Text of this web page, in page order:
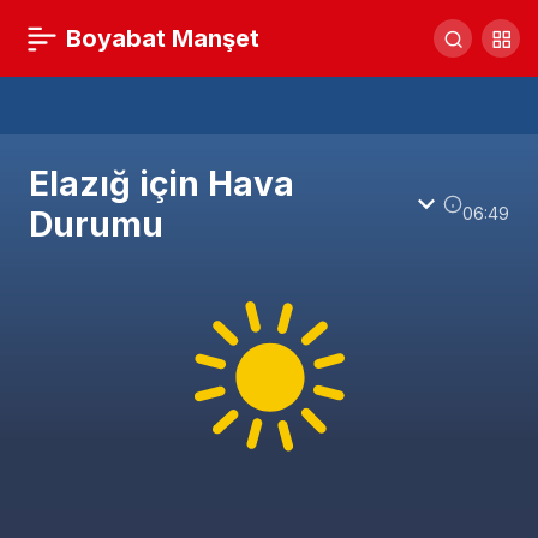
Boyabat Manşet
Elazığ için Hava
Durumu
06:49